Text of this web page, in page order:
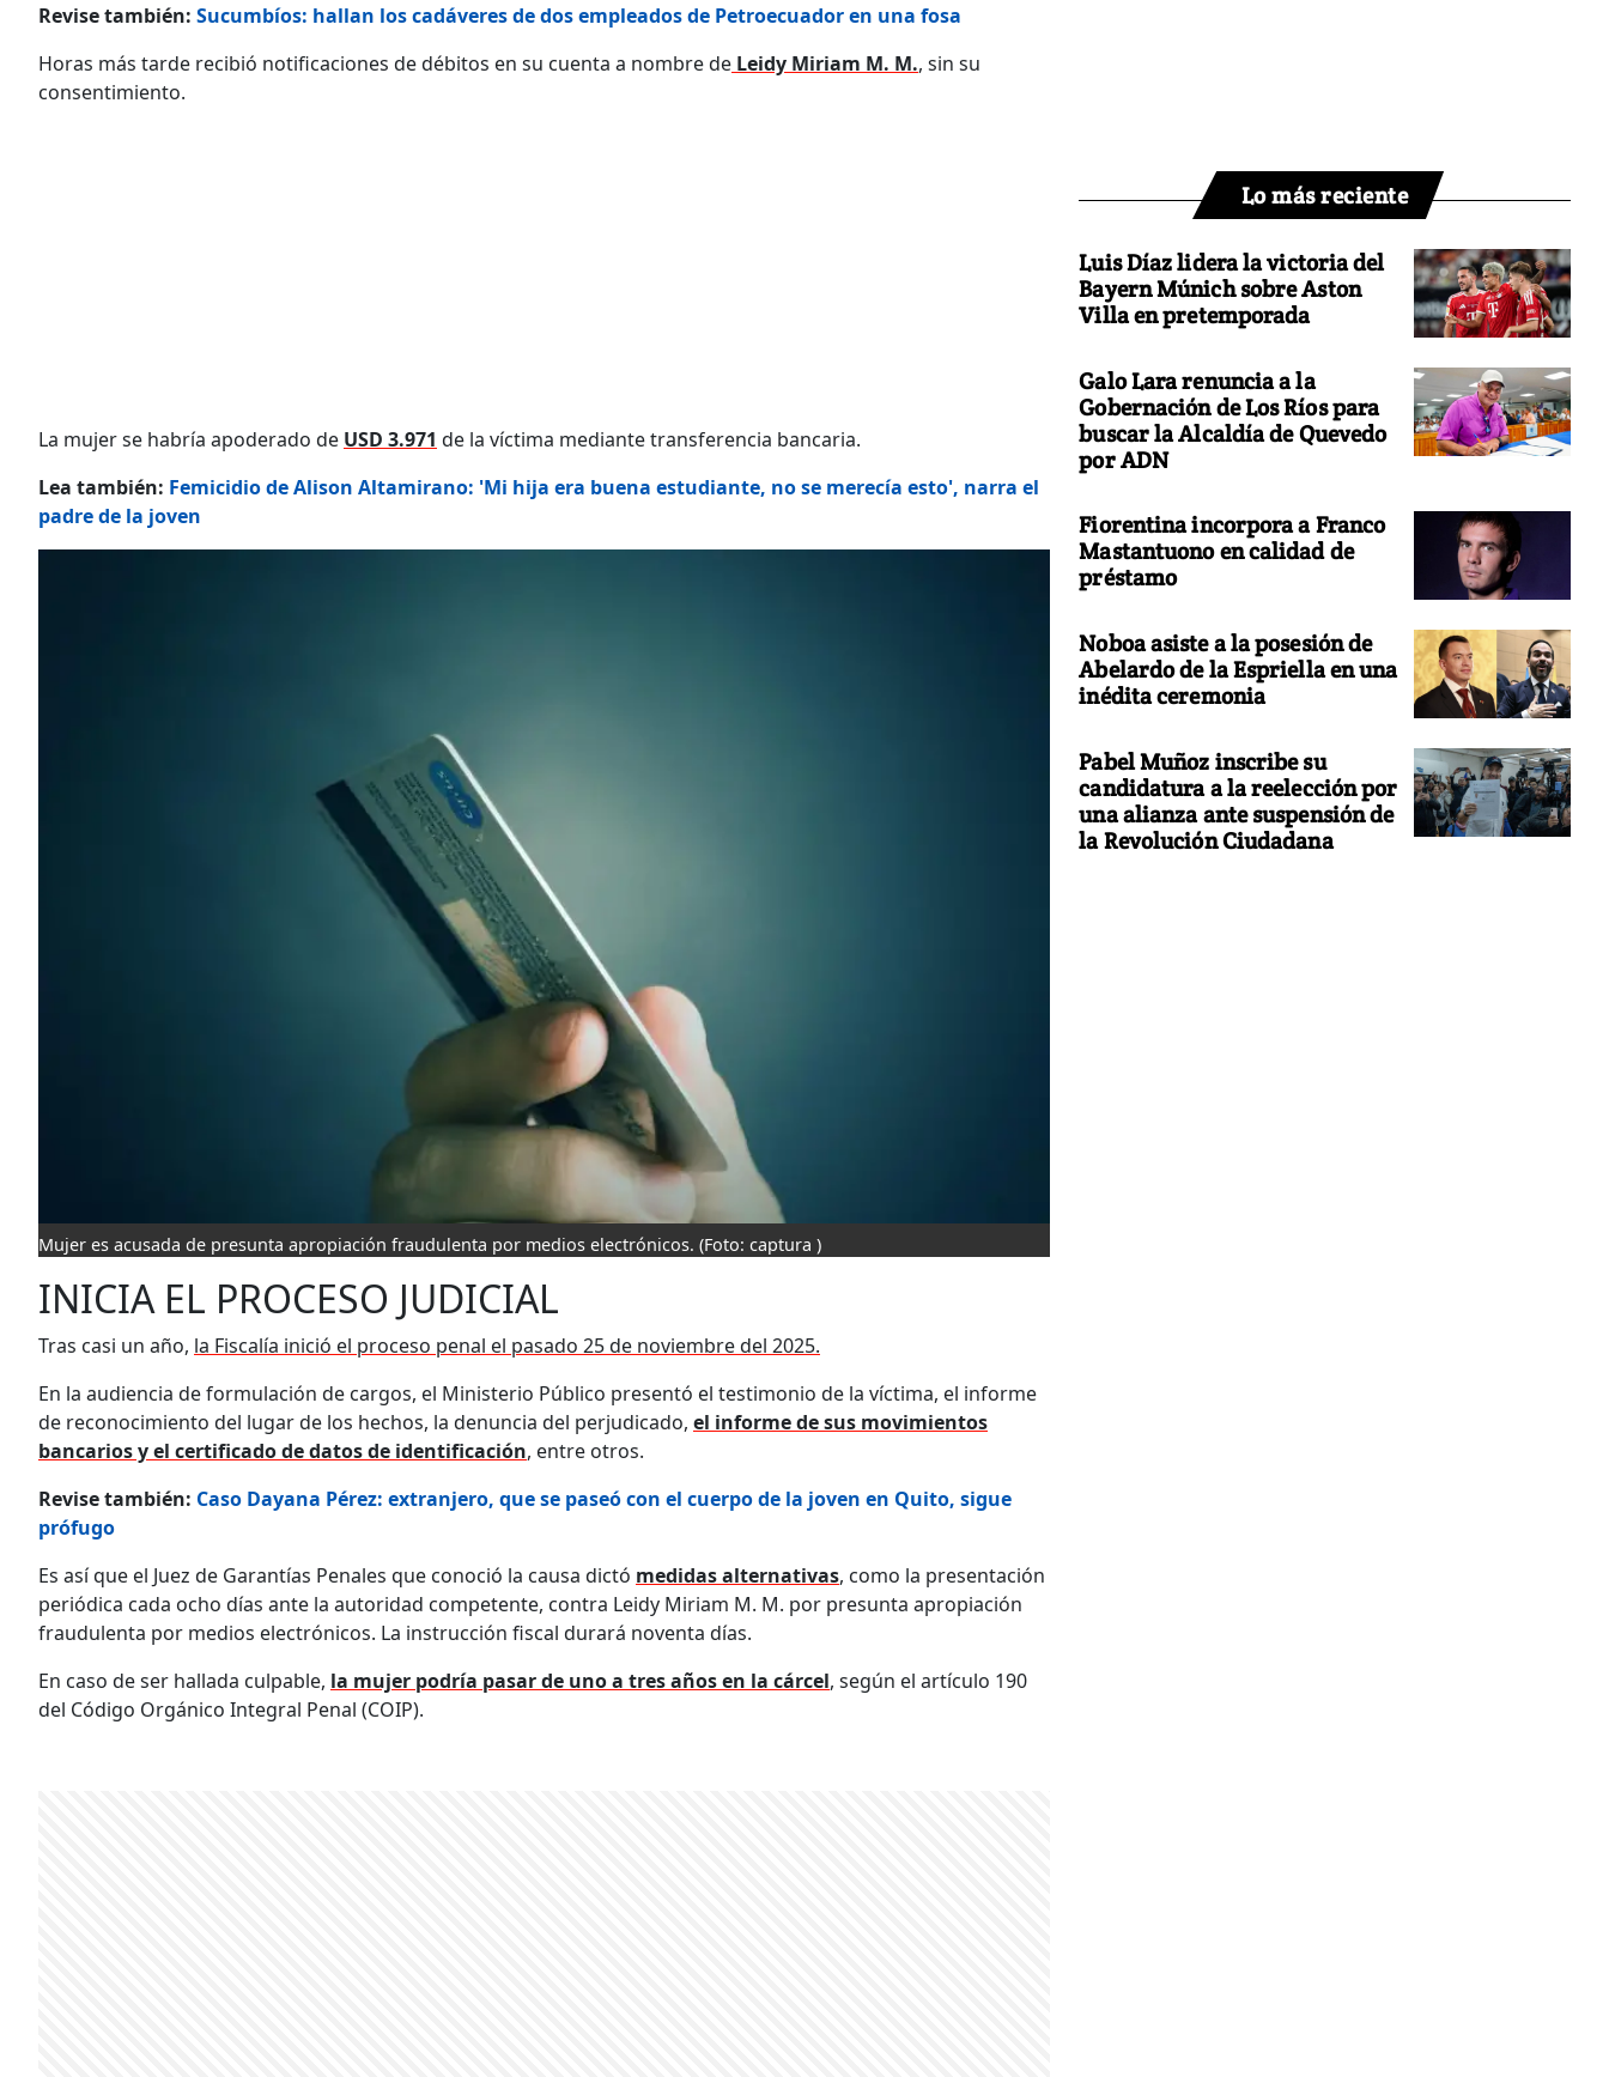
Revise también: Sucumbíos: hallan los cadáveres de dos empleados de Petroecuador en una fosa
Horas más tarde recibió notificaciones de débitos en su cuenta a nombre de Leidy Miriam M. M., sin su
consentimiento.
La mujer se habría apoderado de USD 3.971 de la víctima mediante transferencia bancaria.
Lea también: Femicidio de Alison Altamirano: 'Mi hija era buena estudiante, no se merecía esto', narra el
padre de la joven
Mujer es acusada de presunta apropiación fraudulenta por medios electrónicos. (Foto: captura )
INICIA EL PROCESO JUDICIAL
Tras casi un año, la Fiscalía inició el proceso penal el pasado 25 de noviembre del 2025.
En la audiencia de formulación de cargos, el Ministerio Público presentó el testimonio de la víctima, el informe
de reconocimiento del lugar de los hechos, la denuncia del perjudicado, el informe de sus movimientos
bancarios y el certificado de datos de identificación, entre otros.
Revise también: Caso Dayana Pérez: extranjero, que se paseó con el cuerpo de la joven en Quito, sigue
prófugo
Es así que el Juez de Garantías Penales que conoció la causa dictó medidas alternativas, como la presentación
periódica cada ocho días ante la autoridad competente, contra Leidy Miriam M. M. por presunta apropiación
fraudulenta por medios electrónicos. La instrucción fiscal durará noventa días.
En caso de ser hallada culpable, la mujer podría pasar de uno a tres años en la cárcel, según el artículo 190
del Código Orgánico Integral Penal (COIP).
Lo más reciente
Luis Díaz lidera la victoria del
Bayern Múnich sobre Aston
Villa en pretemporada
Galo Lara renuncia a la
Gobernación de Los Ríos para
buscar la Alcaldía de Quevedo
por ADN
Fiorentina incorpora a Franco
Mastantuono en calidad de
préstamo
Noboa asiste a la posesión de
Abelardo de la Espriella en una
inédita ceremonia
Pabel Muñoz inscribe su
candidatura a la reelección por
una alianza ante suspensión de
la Revolución Ciudadana